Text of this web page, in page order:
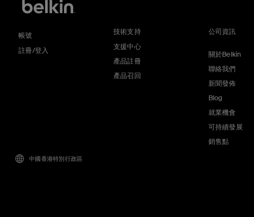
帳號
註冊/登入
技術支持
支援中心
產品註冊
產品召回
公司資訊
關於Belkin
聯絡我們
新聞發佈
Blog
就業機會
可持續發展
銷售點
中國香港特別行政區